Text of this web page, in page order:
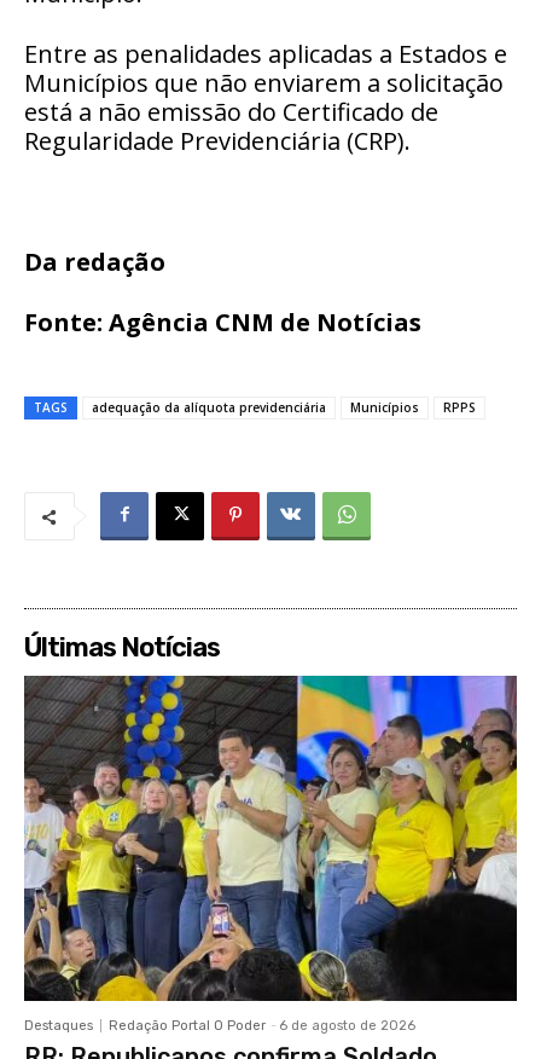
Entre as penalidades aplicadas a Estados e
Municípios que não enviarem a solicitação
está a não emissão do Certificado de
Regularidade Previdenciária (CRP).
Da redação
Fonte: Agência CNM de Notícias
TAGS adequação da alíquota previdenciária Municípios RPPS
Últimas Notícias
Destaques Redação Portal O Poder - 6 de agosto de 2026